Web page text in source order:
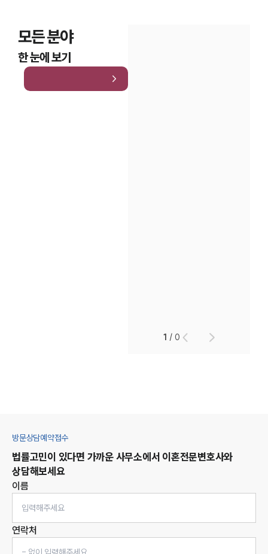
모든 분야
한 눈에 보기
1 /0
방문상담예약접수
법률고민이 있다면 가까운 사무소에서 이혼전문변호사와
상담해보세요
이름
연락처